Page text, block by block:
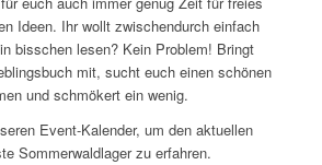
Ideen. Ihr wollt zwischendurch einfach
bisschen lesen? Kein Problem! Bringt
mit, sucht euch einen schönen
und schmökert ein wenig.
Event-Kalender, um den aktuellen
Sommerwaldlager zu erfahren.